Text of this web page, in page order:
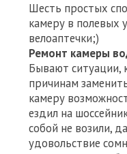
Шесть простых
камеру в полевых
велоаптечки;)
Ремонт камеры
Бывают ситуации,
причинам
камеру
ездил на
собой не возили,
удовольствие